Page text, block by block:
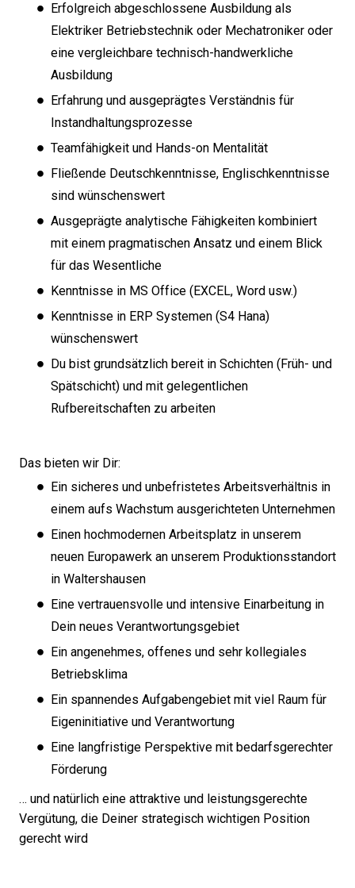
Erfolgreich abgeschlossene Ausbildung als
Elektriker Betriebstechnik oder Mechatroniker oder
eine vergleichbare technisch-handwerkliche
Ausbildung
Erfahrung und ausgeprägtes Verständnis für
Instandhaltungsprozesse
Teamfähigkeit und Hands-on Mentalität
Fließende Deutschkenntnisse, Englischkenntnisse
sind wünschenswert
Ausgeprägte analytische Fähigkeiten kombiniert
mit einem pragmatischen Ansatz und einem Blick
für das Wesentliche
Kenntnisse in MS Office (EXCEL, Word usw.)
Kenntnisse in ERP Systemen (S4 Hana)
wünschenswert
Du bist grundsätzlich bereit in Schichten (Früh- und
Spätschicht) und mit gelegentlichen
Rufbereitschaften zu arbeiten
Das bieten wir Dir:
Ein sicheres und unbefristetes Arbeitsverhältnis in
einem aufs Wachstum ausgerichteten Unternehmen
Einen hochmodernen Arbeitsplatz in unserem
neuen Europawerk an unserem Produktionsstandort
in Waltershausen
Eine vertrauensvolle und intensive Einarbeitung in
Dein neues Verantwortungsgebiet
Ein angenehmes, offenes und sehr kollegiales
Betriebsklima
Ein spannendes Aufgabengebiet mit viel Raum für
Eigeninitiative und Verantwortung
Eine langfristige Perspektive mit bedarfsgerechter
Förderung
… und natürlich eine attraktive und leistungsgerechte
Vergütung, die Deiner strategisch wichtigen Position
gerecht wird